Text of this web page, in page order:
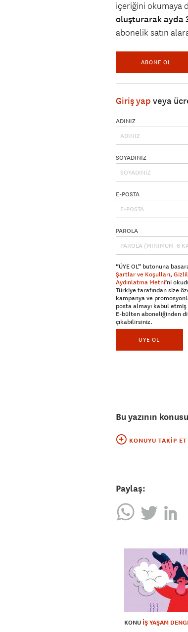
içeriğini okumaya
oluşturarak ayda
abonelik satın
ABONE OL
Giriş yap veya
ADINIZ
SOYADINIZ
E-POSTA
PAROLA
“ÜYE OL” butonuna
Şartlar ve Koşulları,
Aydınlatma Metni’ni
Türkiye tarafından size
kampanya ve
posta almayı kabul etmiş
E-bülten aboneliğinden
çıkabilirsiniz.
ÜYE OL
Bu yazının
KONUYU TAKIP ET
Paylaş:
KONU İŞ YAŞAM